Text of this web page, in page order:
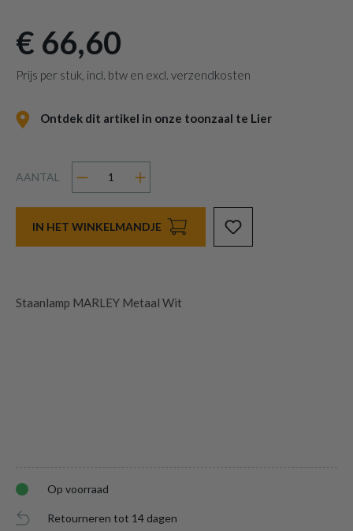
€ 66,60
Prijs per stuk, incl. btw en excl. verzendkosten
Ontdek dit artikel in onze toonzaal te Lier
AANTAL
IN HET WINKELMANDJE
Staanlamp MARLEY Metaal Wit
Op voorraad
Retourneren tot 14 dagen